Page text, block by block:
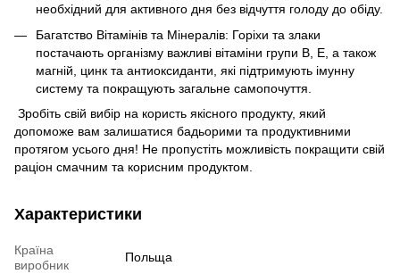
необхідний для активного дня без відчуття голоду до обіду.
Багатство Вітамінів та Мінералів: Горіхи та злаки
постачають організму важливі вітаміни групи В, Е, а також
магній, цинк та антиоксиданти, які підтримують імунну
систему та покращують загальне самопочуття.
Зробіть свій вибір на користь якісного продукту, який
допоможе вам залишатися бадьорими та продуктивними
протягом усього дня! Не пропустіть можливість покращити свій
раціон смачним та корисним продуктом.
Характеристики
Країна
виробник
Польща